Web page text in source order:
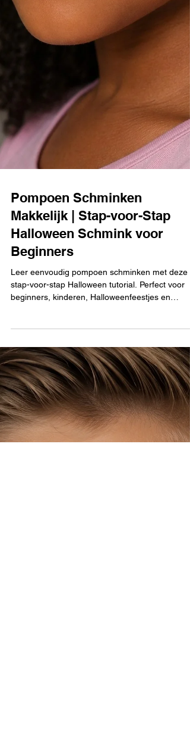
Pompoen Schminken
Makkelijk | Stap-voor-Stap
Leer eenvoudig pompoen schminken met deze
stap-voor-stap Halloween tutorial. Perfect voor
beginners, kinderen, Halloweenfeestjes en
schoolactiviteiten.